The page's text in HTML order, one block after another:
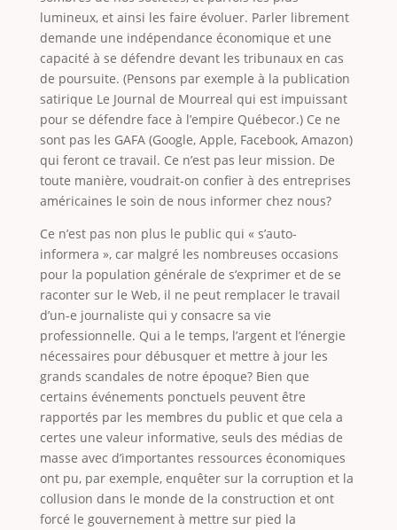
lumineux, et ainsi les faire évoluer. Parler librement
demande une indépendance économique et une
capacité à se défendre devant les tribunaux en cas
de poursuite. (Pensons par exemple à la publication
satirique Le Journal de Mourreal qui est impuissant
pour se défendre face à l’empire Québecor.) Ce ne
sont pas les GAFA (Google, Apple, Facebook, Amazon)
qui feront ce travail. Ce n’est pas leur mission. De
toute manière, voudrait-on confier à des entreprises
américaines le soin de nous informer chez nous?
Ce n’est pas non plus le public qui « s’auto-
informera », car malgré les nombreuses occasions
pour la population générale de s’exprimer et de se
raconter sur le Web, il ne peut remplacer le travail
d’un-e journaliste qui y consacre sa vie
professionnelle. Qui a le temps, l’argent et l’énergie
nécessaires pour débusquer et mettre à jour les
grands scandales de notre époque? Bien que
certains événements ponctuels peuvent être
rapportés par les membres du public et que cela a
certes une valeur informative, seuls des médias de
masse avec d’importantes ressources économiques
ont pu, par exemple, enquêter sur la corruption et la
collusion dans le monde de la construction et ont
forcé le gouvernement à mettre sur pied la